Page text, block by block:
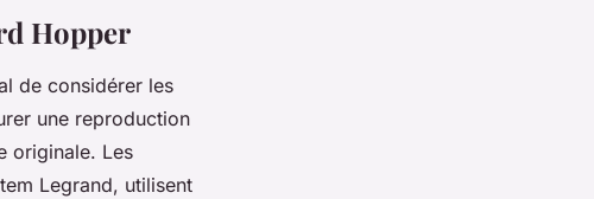
Hopper
de considérer les
une reproduction
originale. Les
Legrand, utilisent